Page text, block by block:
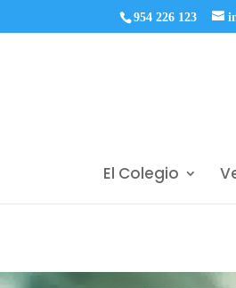
954 226 123
El Colegio